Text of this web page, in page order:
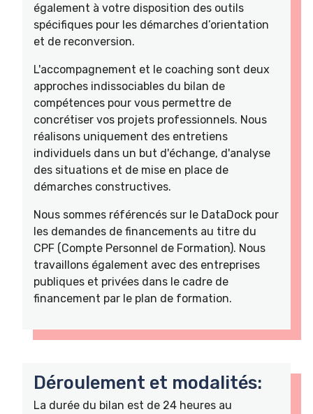
également à votre disposition des outils
spécifiques pour les démarches d’orientation
et de reconversion.
L'accompagnement et le coaching sont deux
approches indissociables du bilan de
compétences pour vous permettre de
concrétiser vos projets professionnels. Nous
réalisons uniquement des entretiens
individuels dans un but d'échange, d'analyse
des situations et de mise en place de
démarches constructives.
Nous sommes référencés sur le DataDock pour
les demandes de financements au titre du
CPF (Compte Personnel de Formation). Nous
travaillons également avec des entreprises
publiques et privées dans le cadre de
financement par le plan de formation.
Déroulement et modalités:
La durée du bilan est de 24 heures au